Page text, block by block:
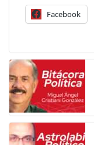
Facebook